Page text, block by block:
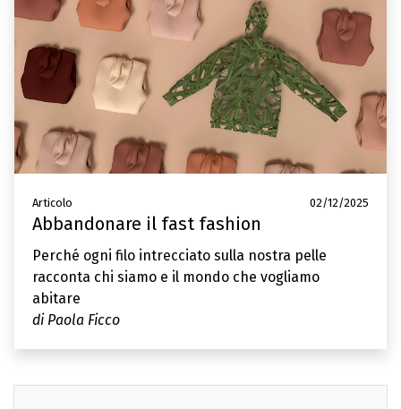
Articolo 02/12/2025
Abbandonare il fast fashion
Perché ogni filo intrecciato sulla nostra pelle
racconta chi siamo e il mondo che vogliamo
abitare
di Paola Ficco